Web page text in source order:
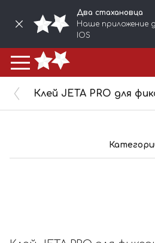
Два стахановца
Наше приложение
IOS